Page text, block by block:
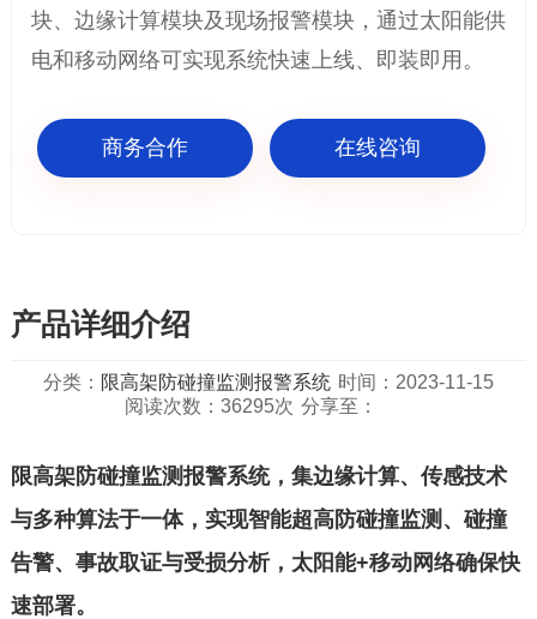
块、边缘计算模块及现场报警模块，通过太阳能供
电和移动网络可实现系统快速上线、即装即用。
商务合作 在线咨询
产品详细介绍
分类： 限高架防碰撞监测报警系统 时间：2023-11-15
阅读次数：36295次 分享至：
限高架防碰撞监测报警系统，集边缘计算、传感技术
与多种算法于一体，实现智能超高防碰撞监测、碰撞
告警、事故取证与受损分析，太阳能+移动网络确保快
速部署。